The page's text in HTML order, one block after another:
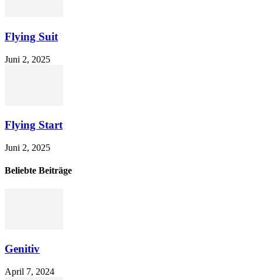
Flying Suit
Juni 2, 2025
Flying Start
Juni 2, 2025
Beliebte Beiträge
Genitiv
April 7, 2024